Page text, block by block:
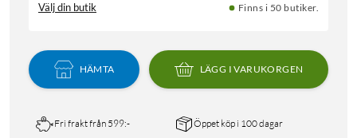
Välj din butik Finns i 50 butiker.
HÄMTA LÄGG I VARUKORGEN
Fri frakt från 599:- Öppet köp i 100 dagar